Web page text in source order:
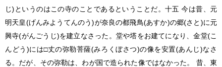
じ)というのはこの寺のことであるということだ。十五 今は昔、元
明天皇(げんみようてんのう)が奈良の都飛鳥(あすか)の郷(さと)に元
興寺(がんごうじ)を建立なさった。堂や塔をお建てになり、金堂(こ
んどう)には□丈の弥勒菩薩(みろくぼさつ)の像を安置(あんじ)なさ
る。だが、その弥勒は、わが国で造られた像ではなかった。 昔、東